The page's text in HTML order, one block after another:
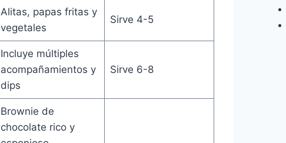
Alitas, papas fritas y
vegetales
Sirve 4-5
Incluye múltiples
acompañamientos y
dips
Sirve 6-8
Brownie de
chocolate rico y